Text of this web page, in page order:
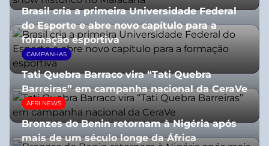
Brasil cria a primeira Universidade Federal
do Esporte e abre novo capítulo para a
formação esportiva
08/07/2026
CAMPANHAS
Tati Quebra Barraco vira “Tati Quebra
Barreiras” em campanha nacional da CeraVe
08/07/2026
AFRI NEWS
Bronzes do Benin retornam à Nigéria após
mais de um século longe da África